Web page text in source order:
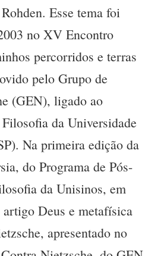
Esse tema foi
no XV Encontro
percorridos e terras
pelo Grupo de
(GEN), ligado ao
da Universidade
Na primeira edição da
do Programa de Pós-
da Unisinos, em
Deus e metafísica
apresentado no